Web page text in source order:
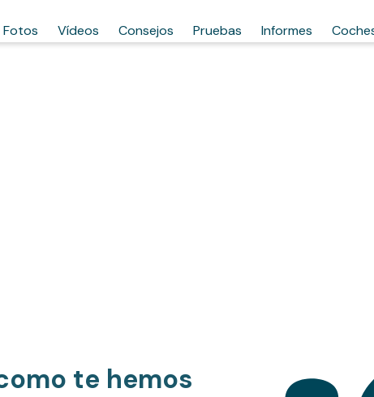
Fotos Vídeos Consejos Pruebas Informes
te hemos